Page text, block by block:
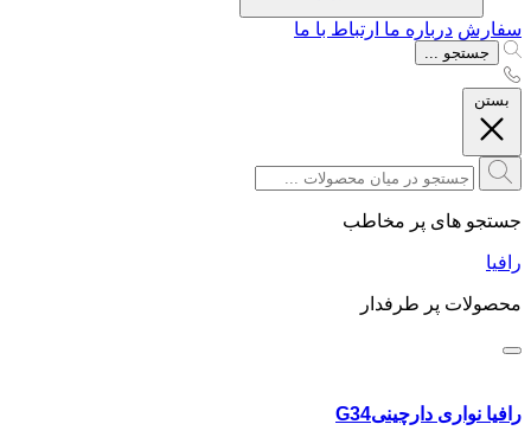
سفارش درباره ما ارتباط با ما
جستجو ...
بستن
جستجو های پر مخاطب
رافیا
محصولات پر طرفدار
رافیا نواری دارچینیG34